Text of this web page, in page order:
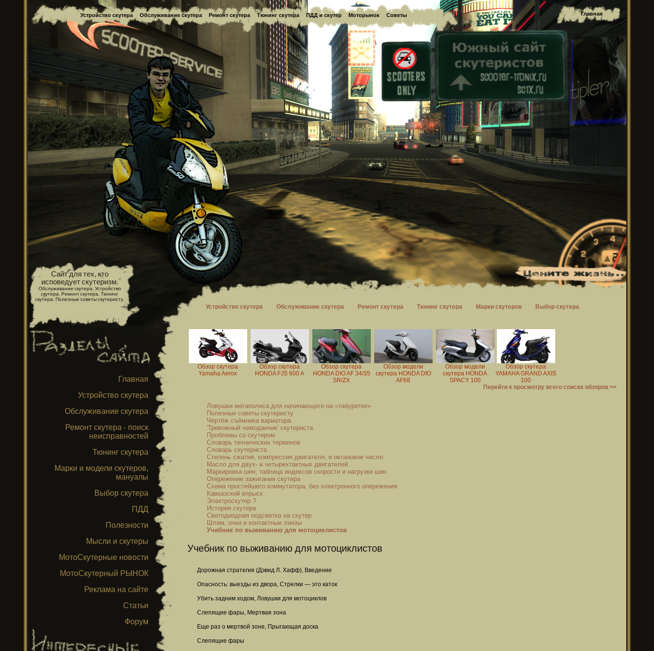
Устройство скутера Обслуживание скутера Ремонт скутера Тюнинг скутера ПДД и скутер Моторынок Советы Главная
Сайт для тех, кто
исповедует скутеризм.
Обслуживание скутера. Устройство
скутера. Ремонт скутера. Тюнинг
скутера. Полезные советы скутеристу.
Главная
Устройство скутера
Обслуживание скутера
Ремонт скутера - поиск
неисправностей
Тюнинг скутера
Марки и модели скутеров,
мануалы
Выбор скутера
ПДД
Полезности
Мысли и скутеры
МотоСкутерные новости
МотоСкутерный РЫНОК
Реклама на сайте
Статьи
Форум
Устройство скутера Обслуживание скутера Ремонт скутера Тюнинг скутера Марки скутеров Выбор скутера
Обзор скутера
Yamaha Aerox
Обзор скутера
HONDA FJS 600 A
Обзор скутера
HONDA DIO AF 34/35
SR/ZX
Обзор модели
скутера HONDA DIO
AF68
Обзор модели
скутера HONDA
SPACY 100
Обзор скутера
YAMAHA GRAND AXIS
100
Перейти к просмотру всего списка обзоров >>
Ловушки мегаполиса для начинающего на «табуретке»
Полезные советы скутеристу
Чертёж съёмника вариатора
'Тревожный чемоданчик' скутериста
Проблемы со скутером
Словарь технических терминов
Словарь скутериста
Степень сжатия, компрессия двигателя, и октановое число
Масло для двух- и четырехтактных двигателей
Маркировка шин, таблица индексов скорости и нагрузки шин
Опережение зажигания скутера
Схема простейшего коммутатора, без электронного опережения
Кавказский впрыск
Электроскутер ?
История скутера
Светодиодная подсветка на скутер
Шлем, очки и контактные линзы
Учебник по выживанию для мотоциклистов
Учебник по выживанию для мотоциклистов
Дорожная стратегия (Дэвид Л. Хафф), Введение
Опасность: выезды из двора, Стрелки — это каток
Убить задним ходом, Ловушки для мотоциклов
Слепящие фары, Мертвая зона
Еще раз о мертвой зоне, Прыгающая доска
Слепящие фары